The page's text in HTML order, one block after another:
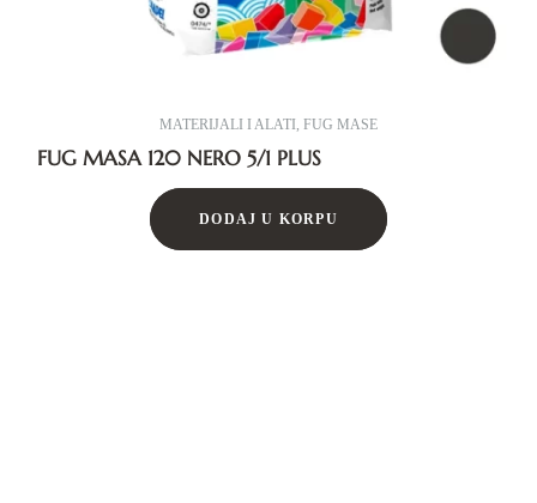
MATERIJALI I ALATI, FUG MASE
FUG MASA 120 NERO 5/1 PLUS
DODAJ U KORPU